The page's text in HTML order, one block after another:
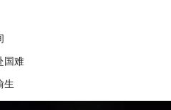
国难
生